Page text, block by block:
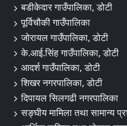
बडीकेदार गाउँपालिका, डोटी
पूर्विचौकी गाउँपालिका
जोरायल गाउँपालिका, डोटी
के.आई.सिंह गाउँपालिका, डोटी
आदर्श गाउँपालिका, डोटी
शिखर नगरपालिका, डोटी
दिपायल सिलगढी नगरपालिका
सङ्‍घीय मामिला तथा सामान्य